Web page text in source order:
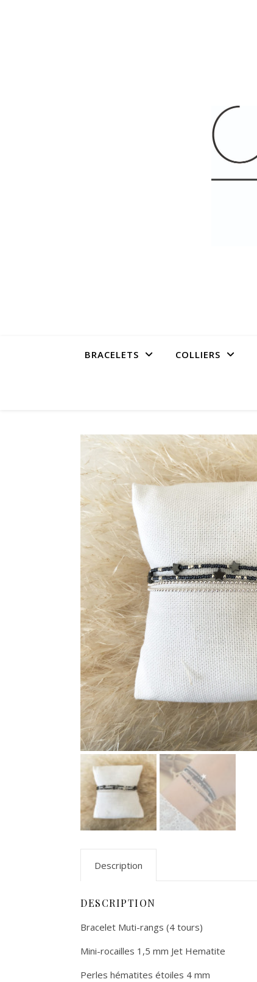
BRACELETS COLLIERS
Description
DESCRIPTION
Bracelet Muti-rangs (4 tours)
Mini-rocailles 1,5 mm Jet Hematite
Perles hématites étoiles 4 mm